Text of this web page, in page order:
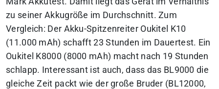
zu seiner Akkugröße im Durchschnitt. Zum
Vergleich: Der Akku-Spitzenreiter Oukitel K10
(11.000 mAh) schafft 23 Stunden im Dauertest. Ein
Oukitel K8000 (8000 mAh) macht nach 19 Stunden
schlapp. Interessant ist auch, dass das BL9000 die
gleiche Zeit packt wie der große Bruder (BL12000,